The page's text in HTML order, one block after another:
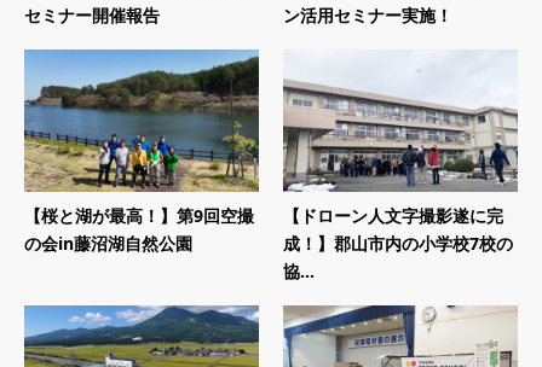
セミナー開催報告
ン活用セミナー実施！
【桜と湖が最高！】第9回空撮
の会in藤沼湖自然公園
【ドローン人文字撮影遂に完
成！】郡山市内の小学校7校の
協...